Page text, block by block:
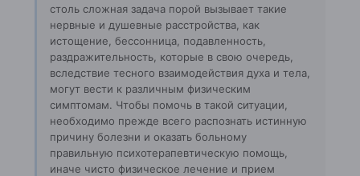
столь сложная задача порой вызывает такие
нервные и душевные расстройства, как
истощение, бессонница, подавленность,
раздражительность, которые в свою очередь,
вследствие тесного взаимодействия духа и тела,
могут вести к различным физическим
симптомам. Чтобы помочь в такой ситуации,
необходимо прежде всего распознать истинную
причину болезни и оказать больному
правильную психотерапевтическую помощь,
иначе чисто физическое лечение и прием